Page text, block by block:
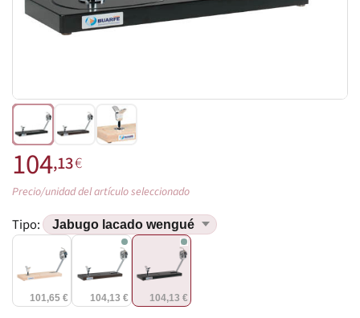
104,13€
Precio/unidad del artículo seleccionado
Tipo:
101,65 € 104,13 € 104,13 €